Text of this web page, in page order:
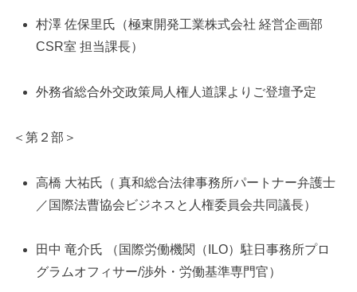
村澤 佐保里氏（極東開発工業株式会社 経営企画部
CSR室 担当課長）
外務省総合外交政策局人権人道課よりご登壇予定
＜第２部＞
高橋 大祐氏（ 真和総合法律事務所パートナー弁護士
／国際法曹協会ビジネスと人権委員会共同議長）
田中 竜介氏 （国際労働機関（ILO）駐日事務所プロ
グラムオフィサー/渉外・労働基準専門官）